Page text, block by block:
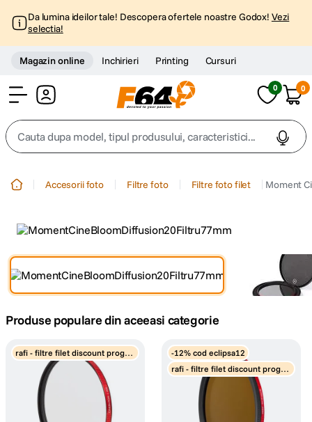
Da lumina ideilor tale! Descopera ofertele noastre Godox! Vezi
selectia!
Magazin online Inchirieri Printing Cursuri
0 0
Cauta dupa model, tipul produsului, caracteristici...
3. trepied telefon
7.
Accesorii foto Filtre foto Filtre foto filet Moment
Produse populare din aceeasi categorie
rafi - filtre filet discount progre
-12% cod eclipsa12
rafi - filtre filet discount progre